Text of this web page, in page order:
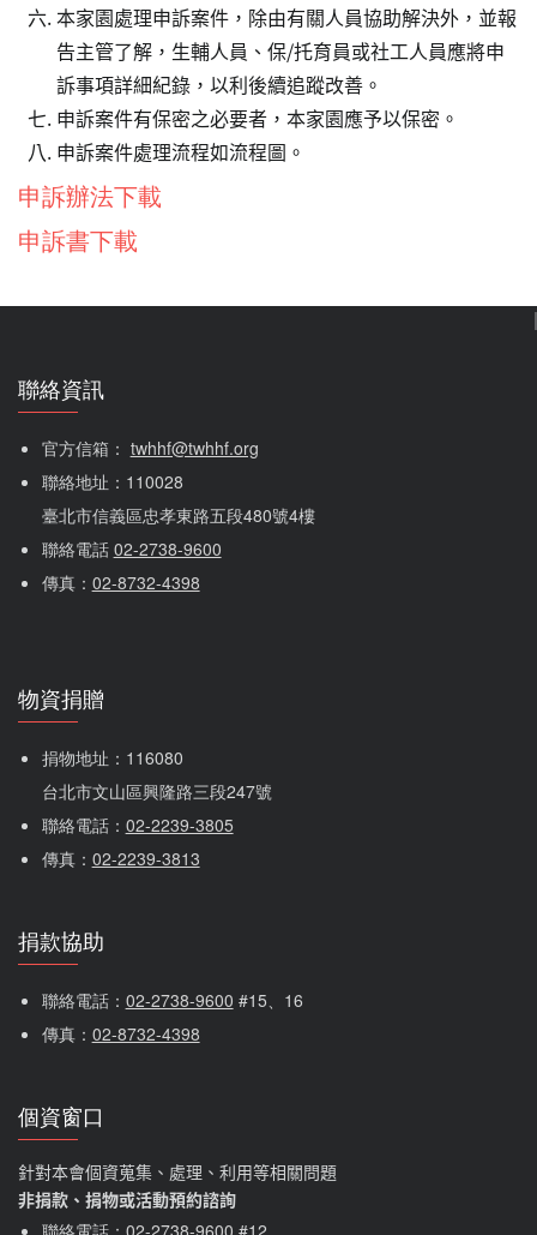
本家園處理申訴案件，除由有關人員協助解決外，並報
告主管了解，生輔人員、保/托育員或社工人員應將申
訴事項詳細紀錄，以利後續追蹤改善。
申訴案件有保密之必要者，本家園應予以保密。
申訴案件處理流程如流程圖。
申訴辦法下載
申訴書下載
聯絡資訊
官方信箱： twhhf@twhhf.org
聯絡地址：110028
臺北市信義區忠孝東路五段480號4樓
聯絡電話 02-2738-9600
傳真： 02-8732-4398
物資捐贈
捐物地址：116080
台北市文山區興隆路三段247號
聯絡電話： 02-2239-3805
傳真： 02-2239-3813
捐款協助
聯絡電話： 02-2738-9600 #15、16
傳真： 02-8732-4398
個資窗口
針對本會個資蒐集、處理、利用等相關問題
非捐款、捐物或活動預約諮詢
聯絡電話： 02-2738-9600 #12